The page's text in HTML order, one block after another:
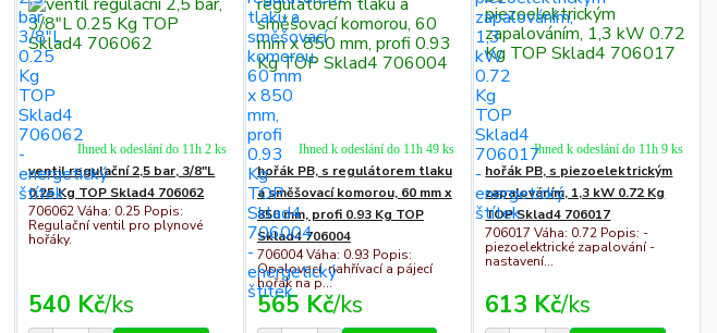
ventil regulační 2,5 bar, 3/8"L
0.25 Kg TOP Sklad4 706062
706062 Váha: 0.25 Popis:
Regulační ventil pro plynové
hořáky.
540 Kč/ks
Ihned k odeslání do 11h 2 ks
hořák PB, s regulátorem tlaku
a směšovací komorou, 60 mm x
850 mm, profi 0.93 Kg TOP
Sklad4 706004
706004 Váha: 0.93 Popis:
Opalovací, nahřívací a pájecí
hořák na p...
565 Kč/ks
Ihned k odeslání do 11h 49 ks
hořák PB, s piezoelektrickým
zapalováním, 1,3 kW 0.72 Kg
TOP Sklad4 706017
706017 Váha: 0.72 Popis: -
piezoelektrické zapalování -
nastavení...
613 Kč/ks
Ihned k odeslání do 11h 9 ks